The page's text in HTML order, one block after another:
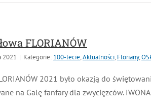
FLORIANÓW
| Kategorie:100-lecie,Aktualności,Floriany,OSP,
2021 było okazją do
na Galę fanfary dla zwycięzców. IWONA